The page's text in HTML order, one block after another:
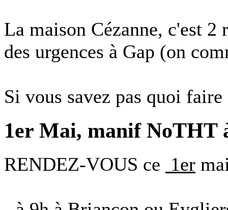
La maison Cézanne, c'est 2
des urgences à Gap (on
Si vous savez pas quoi
1er Mai, manif NoTHT
RENDEZ-VOUS ce ‪ 1er